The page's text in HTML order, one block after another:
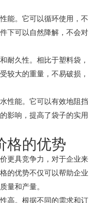
能。它可以循环使用，不
下可以自然降解，不会对
耐久性。相比于塑料袋，
较大的重量，不易破损，
性能。它可以有效地阻挡
影响，提高了袋子的实用
格的优势
更具竞争力，对于企业来
的优势不仅可以帮助企业
量和产量。
高。根据不同的需求和订